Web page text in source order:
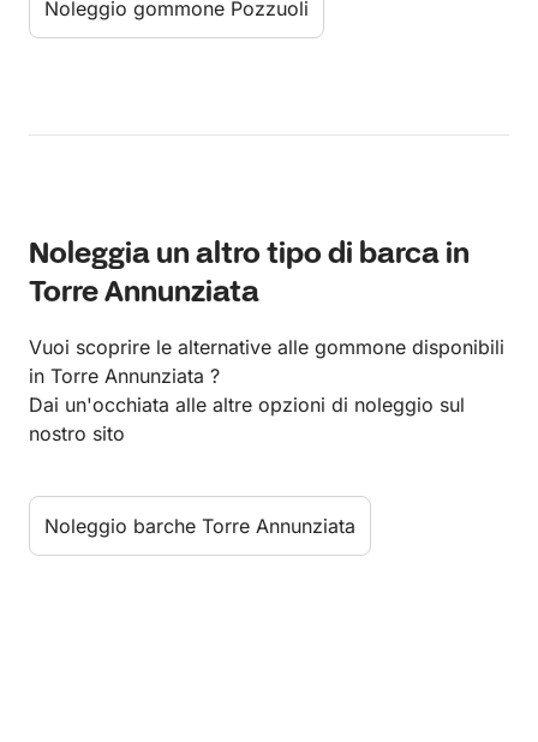
Noleggio gommone Pozzuoli
Noleggia un altro tipo di barca in
Torre Annunziata
Vuoi scoprire le alternative alle gommone disponibili
in Torre Annunziata ?
Dai un'occhiata alle altre opzioni di noleggio sul
nostro sito
Noleggio barche Torre Annunziata